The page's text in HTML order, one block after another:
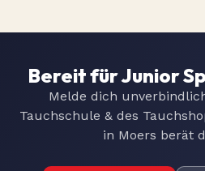
Bereit für Junior
Melde dich
Tauchschule & des
in Moers berät